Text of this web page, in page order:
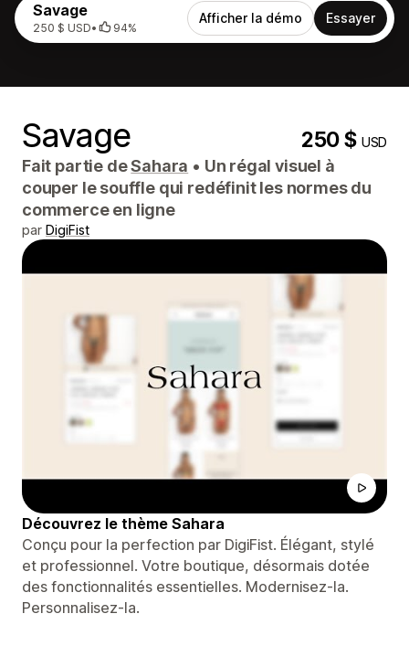
Savage
250 $ USD• 94%
Afficher la démo Essayer
Savage 250 $USD
Fait partie deSahara • Un régal visuel à
couper le souffle qui redéfinit les normes du
commerce en ligne
par DigiFist
Découvrez le thème Sahara
Conçu pour la perfection par DigiFist. Élégant, stylé
et professionnel. Votre boutique, désormais dotée
des fonctionnalités essentielles. Modernisez-la.
Personnalisez-la.